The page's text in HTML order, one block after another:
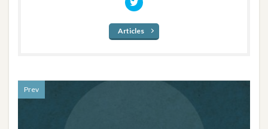
Articles
Prev